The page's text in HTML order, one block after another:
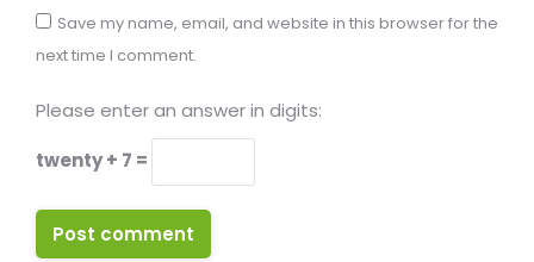
Save my name, email, and website in this browser for the
next time I comment.
Please enter an answer in digits:
twenty + 7 =
Post comment